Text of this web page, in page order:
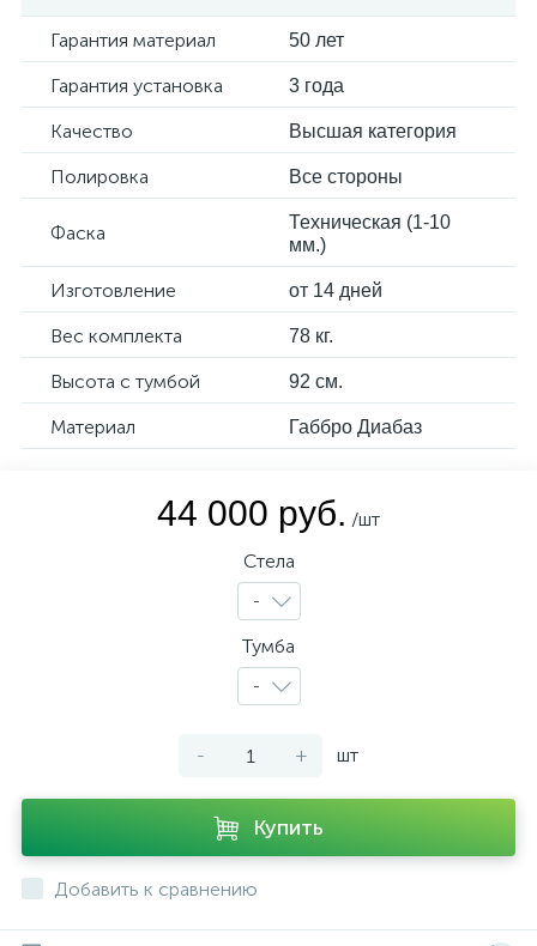
Гарантия материал 50 лет
Гарантия установка 3 года
Качество Высшая категория
Полировка Все стороны
Фаска
Техническая (1-10
мм.)
Изготовление от 14 дней
Вес комплекта 78 кг.
Высота с тумбой 92 см.
Материал Габбро Диабаз
44 000 руб. /шт
Стела
-
Тумба
-
- + шт
Купить
Добавить к сравнению